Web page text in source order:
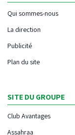
Qui sommes-nous
La direction
Publicité
Plan du site
SITE DU GROUPE
Club Avantages
Assahraa